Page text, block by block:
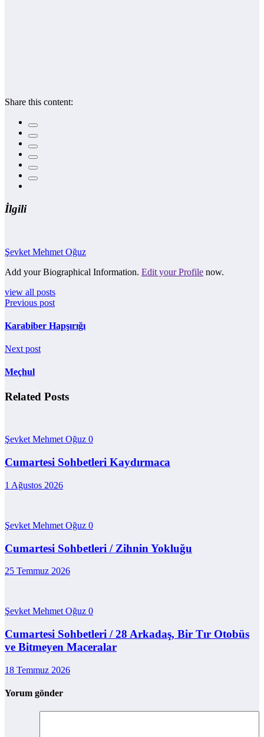
Share this content:
İlgili
Şevket Mehmet Oğuz
Add your Biographical Information. Edit your Profile now.
view all posts
Previous post
Karabiber Hapşırığı
Next post
Meçhul
Related Posts
Şevket Mehmet Oğuz 0
Cumartesi Sohbetleri Kaydırmaca
1 Ağustos 2026
Şevket Mehmet Oğuz 0
Cumartesi Sohbetleri / Zihnin Yokluğu
25 Temmuz 2026
Şevket Mehmet Oğuz 0
Cumartesi Sohbetleri / 28 Arkadaş, Bir Tır Otobüs
ve Bitmeyen Maceralar
18 Temmuz 2026
Yorum gönder